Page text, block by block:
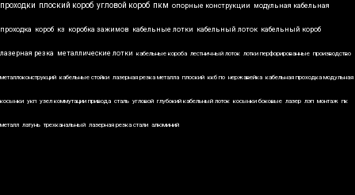
проходки плоский короб угловой короб пкм опорные конструкции модульная кабельная
проходка короб кз коробка зажимов кабельные лотки кабельный лоток кабельный короб
лазерная резка металлические лотки кабельные короба лестничный лоток лотки перфорированные производство
металлоконструкций кабельные стойки лазерная резка металла плоский ккб по нержавейка кабельная проходка модульная
косынки укп узел коммутации привода сталь угловой глубокий кабельный лоток косынки боковые лазер лэп монтаж пк
металл латунь трехканальный лазерная резка стали алюминий